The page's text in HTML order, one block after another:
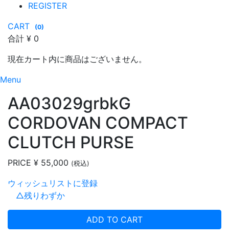
REGISTER
CART
(0)
合計 ¥ 0
現在カート内に商品はございません。
Menu
AA03029grbkG
CORDOVAN COMPACT
CLUTCH PURSE
PRICE ¥ 55,000 (税込)
ウィッシュリストに登録
△残りわずか
ADD TO CART